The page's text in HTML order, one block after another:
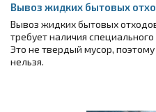
Вывоз жидких бытовых
Вывоз жидких бытовых
требует наличия
Это не твердый мусор,
нельзя.